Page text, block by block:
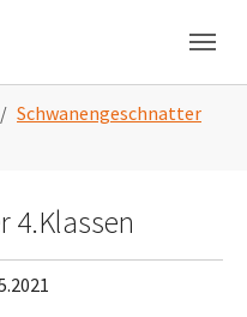
Schwanengeschnatter
4.Klassen